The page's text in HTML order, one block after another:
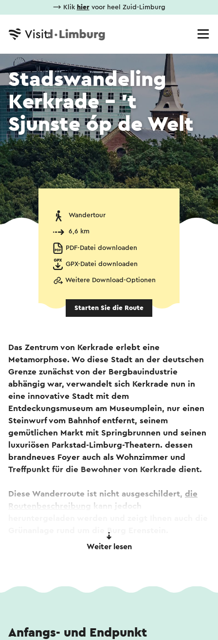
⟶ Klik hiervoor heel Zuid-Limburg
Stadswandeling
Kerkrade - 't
Sjunste óp de Welt
Wandertour
6,6 km
PDF-Datei downloaden
GPX-Datei downloaden
Weitere Download-Optionen
Starten Sie die Route
Das Zentrum von Kerkrade erlebt eine
Metamorphose. Wo diese Stadt an der deutschen
Grenze zunächst von der Bergbauindustrie
abhängig war, verwandelt sich Kerkrade nun in
eine innovative Stadt mit dem
Entdeckungsmuseum am Museumplein, nur einen
Steinwurf vom Bahnhof entfernt, seinem
gemütlichen Markt mit Springbrunnen und seinen
luxuriösen Parkstad-Limburg-Theatern. dessen
brandneues Foyer auch als Wohnzimmer und
Treffpunkt für die Bewohner von Kerkrade dient.
Diese Wanderroute ist nicht ausgeschildert, die
Routenbeschreibung kann jedoch
Grünanlage rund um die Burg Erenstein.
Dieser Text wurde mit Hilfe eines Online-
Weiter lesen
Anfangs- und Endpunkt